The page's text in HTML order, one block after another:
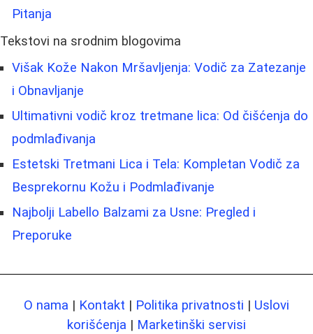
Pitanja
Tekstovi na srodnim blogovima
Višak Kože Nakon Mršavljenja: Vodič za Zatezanje
i Obnavljanje
Ultimativni vodič kroz tretmane lica: Od čišćenja do
podmlađivanja
Estetski Tretmani Lica i Tela: Kompletan Vodič za
Besprekornu Kožu i Podmlađivanje
Najbolji Labello Balzami za Usne: Pregled i
Preporuke
O nama | Kontakt | Politika privatnosti | Uslovi
korišćenja | Marketinški servisi